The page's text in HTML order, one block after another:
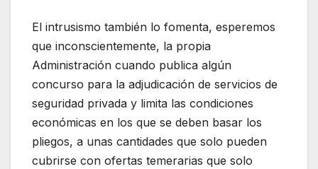
El intrusismo también lo fomenta, esperemos
que inconscientemente, la propia
Administración cuando publica algún
concurso para la adjudicación de servicios de
seguridad privada y limita las condiciones
económicas en los que se deben basar los
pliegos, a unas cantidades que solo pueden
cubrirse con ofertas temerarias que solo